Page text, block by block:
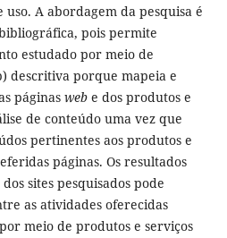
A abordagem da pesquisa é
pois permite
estudado por meio de
descritiva porque mapeia e
páginas webe dos produtos e
de conteúdo uma vez que
pertinentes aos produtos e
páginas. Os resultados
sites pesquisados pode
as atividades oferecidas
meio de produtos e serviços